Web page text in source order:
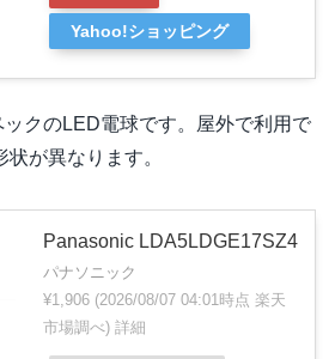
Yahoo!ショッピング
クのLED電球です。屋外で利用で
が異なります。
Panasonic LDA5LDGE17SZ4
パナソニック
¥1,906 (2026/08/07 04:01時点 楽天
市場調べ) 詳細